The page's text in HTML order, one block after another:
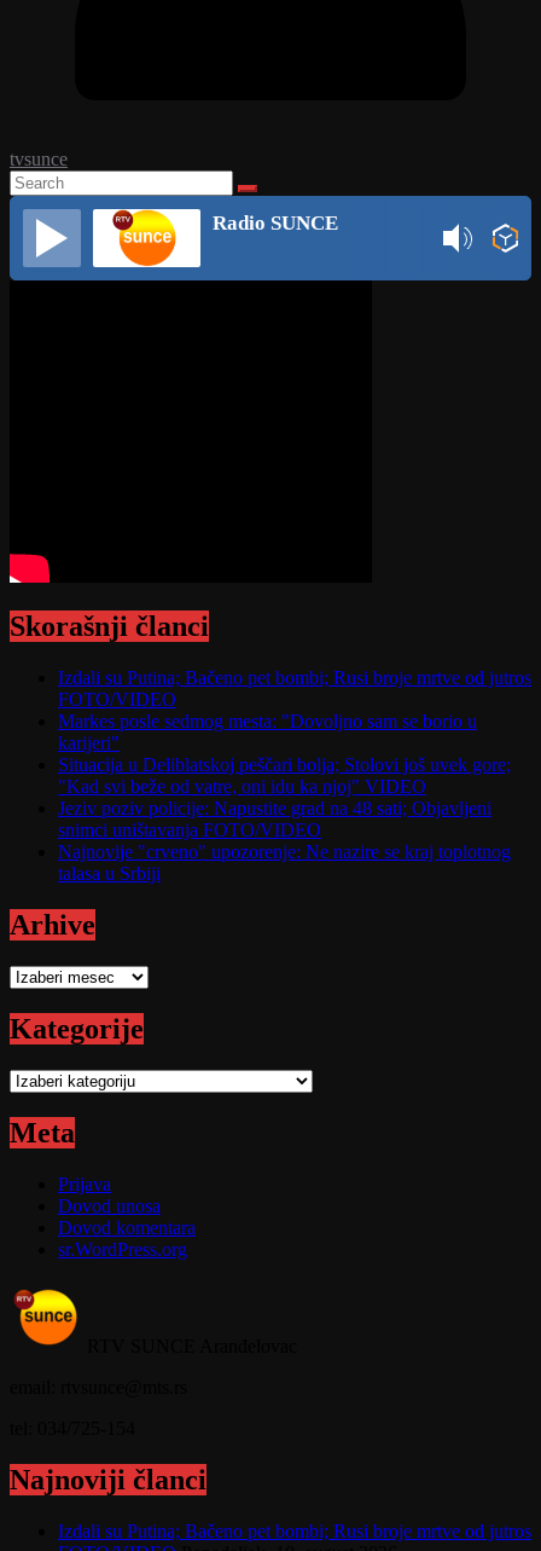
tvsunce
Radio SUNCE
Skorašnji članci
Izdali su Putina; Bačeno pet bombi; Rusi broje mrtve od jutros
FOTO/VIDEO
Markes posle sedmog mesta: "Dovoljno sam se borio u
karijeri"
Situacija u Deliblatskoj peščari bolja; Stolovi još uvek gore;
"Kad svi beže od vatre, oni idu ka njoj" VIDEO
Jeziv poziv policije: Napustite grad na 48 sati; Objavljeni
snimci uništavanja FOTO/VIDEO
Najnovije "crveno" upozorenje: Ne nazire se kraj toplotnog
talasa u Srbiji
Arhive
Arhive
Kategorije
Kategorije
Meta
Prijava
Dovod unosa
Dovod komentara
sr.WordPress.org
Najnoviji članci
Izdali su Putina; Bačeno pet bombi; Rusi broje mrtve od jutros